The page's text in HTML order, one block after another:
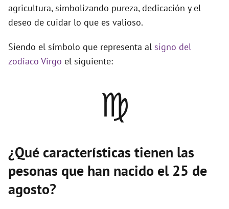
agricultura, simbolizando pureza, dedicación y el
deseo de cuidar lo que es valioso.
Siendo el símbolo que representa al signo del
zodiaco Virgo el siguiente:
♍
¿Qué características tienen las
pesonas que han nacido el 25 de
agosto?